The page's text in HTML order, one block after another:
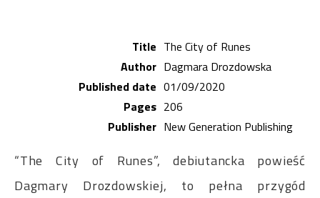
Title The City of Runes
Author Dagmara Drozdowska
Published date 01/09/2020
Pages 206
Publisher New Generation Publishing
“The City of Runes”, debiutancka powieść
Dagmary Drozdowskiej, to pełna przygód